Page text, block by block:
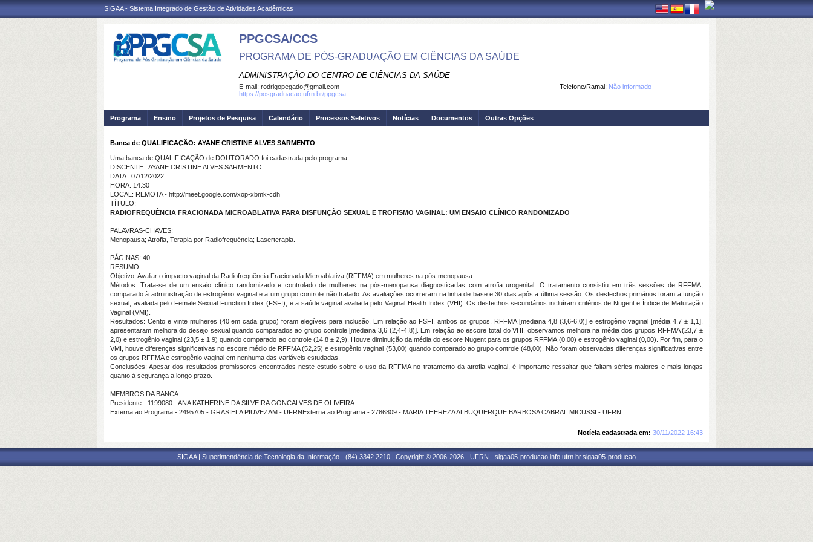
SIGAA - Sistema Integrado de Gestão de Atividades Acadêmicas
PPGCSA/CCS
PROGRAMA DE PÓS-GRADUAÇÃO EM CIÊNCIAS DA SAÚDE
ADMINISTRAÇÃO DO CENTRO DE CIÊNCIAS DA SAÚDE
Telefone/Ramal: Não informado
E-mail: rodrigopegado@gmail.com
https://posgraduacao.ufrn.br/ppgcsa
Programa Ensino Projetos de Pesquisa Calendário Processos Seletivos Notícias Documentos Outras Opções
Banca de QUALIFICAÇÃO: AYANE CRISTINE ALVES SARMENTO
Uma banca de QUALIFICAÇÃO de DOUTORADO foi cadastrada pelo programa.
DISCENTE : AYANE CRISTINE ALVES SARMENTO
DATA : 07/12/2022
HORA: 14:30
LOCAL: REMOTA - http://meet.google.com/xop-xbmk-cdh
TÍTULO:
RADIOFREQUÊNCIA FRACIONADA MICROABLATIVA PARA DISFUNÇÃO SEXUAL E TROFISMO VAGINAL: UM ENSAIO CLÍNICO RANDOMIZADO
PALAVRAS-CHAVES:
Menopausa; Atrofia, Terapia por Radiofrequência; Laserterapia.
PÁGINAS: 40
RESUMO:
Objetivo: Avaliar o impacto vaginal da Radiofrequência Fracionada Microablativa (RFFMA) em mulheres na pós-menopausa.
Métodos: Trata-se de um ensaio clínico randomizado e controlado de mulheres na pós-menopausa diagnosticadas com atrofia urogenital. O tratamento consistiu em três sessões de RFFMA,
comparado à administração de estrogênio vaginal e a um grupo controle não tratado. As avaliações ocorreram na linha de base e 30 dias após a última sessão. Os desfechos primários foram a função
sexual, avaliada pelo Female Sexual Function Index (FSFI), e a saúde vaginal avaliada pelo Vaginal Health Index (VHI). Os desfechos secundários incluíram critérios de Nugent e Índice de Maturação
Vaginal (VMI).
Resultados: Cento e vinte mulheres (40 em cada grupo) foram elegíveis para inclusão. Em relação ao FSFI, ambos os grupos, RFFMA [mediana 4,8 (3,6-6,0)] e estrogênio vaginal [média 4,7 ± 1,1],
apresentaram melhora do desejo sexual quando comparados ao grupo controle [mediana 3,6 (2,4-4,8)]. Em relação ao escore total do VHI, observamos melhora na média dos grupos RFFMA (23,7 ±
2,0) e estrogênio vaginal (23,5 ± 1,9) quando comparado ao controle (14,8 ± 2,9). Houve diminuição da média do escore Nugent para os grupos RFFMA (0,00) e estrogênio vaginal (0,00). Por fim, para o
VMI, houve diferenças significativas no escore médio de RFFMA (52,25) e estrogênio vaginal (53,00) quando comparado ao grupo controle (48,00). Não foram observadas diferenças significativas entre
os grupos RFFMA e estrogênio vaginal em nenhuma das variáveis estudadas.
Conclusões: Apesar dos resultados promissores encontrados neste estudo sobre o uso da RFFMA no tratamento da atrofia vaginal, é importante ressaltar que faltam séries maiores e mais longas
quanto à segurança a longo prazo.
MEMBROS DA BANCA:
Presidente - 1199080 - ANA KATHERINE DA SILVEIRA GONCALVES DE OLIVEIRA
Externa ao Programa - 2495705 - GRASIELA PIUVEZAM - UFRNExterna ao Programa - 2786809 - MARIA THEREZA ALBUQUERQUE BARBOSA CABRAL MICUSSI - UFRN
Notícia cadastrada em: 30/11/2022 16:43
SIGAA | Superintendência de Tecnologia da Informação - (84) 3342 2210 | Copyright © 2006-2026 - UFRN - sigaa05-producao.info.ufrn.br.sigaa05-producao